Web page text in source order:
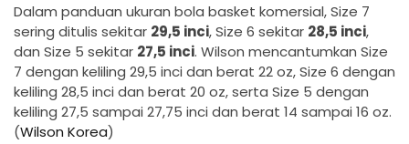
Dalam panduan ukuran bola basket komersial, Size 7
sering ditulis sekitar 29,5 inci, Size 6 sekitar 28,5 inci,
dan Size 5 sekitar 27,5 inci. Wilson mencantumkan Size
7 dengan keliling 29,5 inci dan berat 22 oz, Size 6 dengan
keliling 28,5 inci dan berat 20 oz, serta Size 5 dengan
keliling 27,5 sampai 27,75 inci dan berat 14 sampai 16 oz.
(Wilson Korea)